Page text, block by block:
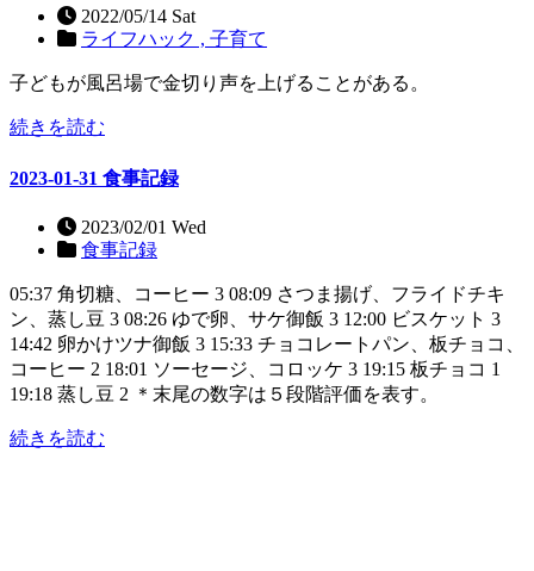
2022/05/14 Sat
ライフハック , 子育て
子どもが風呂場で金切り声を上げることがある。
続きを読む
2023-01-31 食事記録
2023/02/01 Wed
食事記録
05:37 角切糖、コーヒー 3 08:09 さつま揚げ、フライドチキ
ン、蒸し豆 3 08:26 ゆで卵、サケ御飯 3 12:00 ビスケット 3
14:42 卵かけツナ御飯 3 15:33 チョコレートパン、板チョコ、
コーヒー 2 18:01 ソーセージ、コロッケ 3 19:15 板チョコ 1
19:18 蒸し豆 2 ＊末尾の数字は５段階評価を表す。
続きを読む